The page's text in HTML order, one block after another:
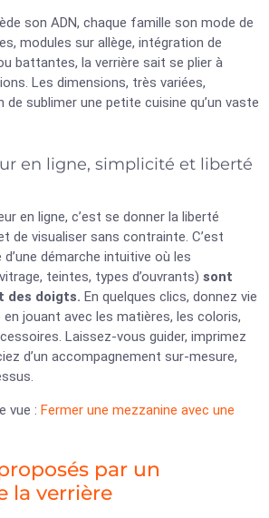
son ADN, chaque famille son mode de
modules sur allège, intégration de
battantes, la verrière sait se plier à
Les dimensions, très variées,
sublimer une petite cuisine qu’un vaste
en ligne, simplicité et liberté
en ligne, c’est se donner la liberté
de visualiser sans contrainte. C’est
démarche intuitive où les
teintes, types d’ouvrants) sont
des doigts. En quelques clics, donnez vie
en jouant avec les matières, les coloris,
Laissez-vous guider, imprimez
d’un accompagnement sur-mesure,
vue : Fermer une mezzanine avec une
par un
la verrière